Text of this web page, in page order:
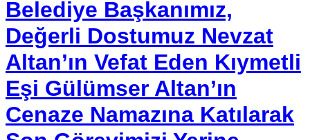
Belediye Başkanımız,
Değerli Dostumuz Nevzat
Altan’ın Vefat Eden Kıymetli
Eşi Gülümser Altan’ın
Cenaze Namazına Katılarak